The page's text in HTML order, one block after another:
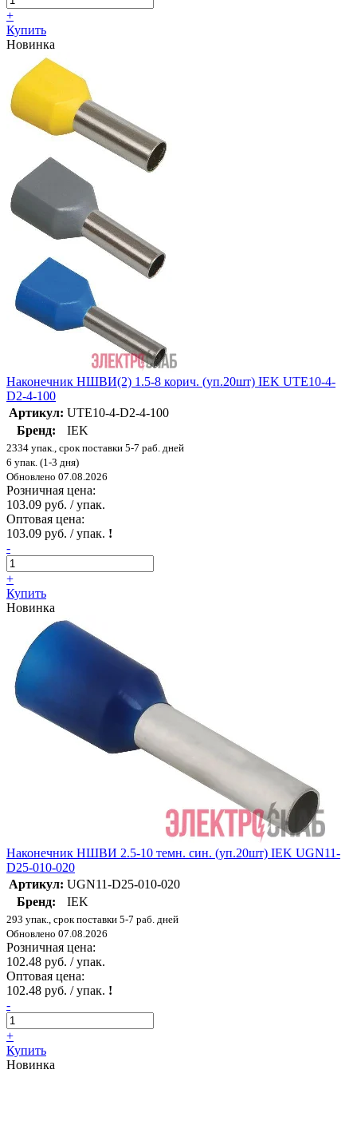
+
Купить
Новинка
Наконечник НШВИ(2) 1.5-8 корич. (уп.20шт) IEK UTE10-4-
D2-4-100
Артикул: UTE10-4-D2-4-100
Бренд:
IEK
2334 упак., срок поставки 5-7 раб. дней
6 упак. (1-3 дня)
Обновлено 07.08.2026
Розничная цена:
103.09 руб. / упак.
Оптовая цена:
103.09 руб. / упак. !
-
+
Купить
Новинка
Наконечник НШВИ 2.5-10 темн. син. (уп.20шт) IEK UGN11-
D25-010-020
Артикул: UGN11-D25-010-020
Бренд:
IEK
293 упак., срок поставки 5-7 раб. дней
Обновлено 07.08.2026
Розничная цена:
102.48 руб. / упак.
Оптовая цена:
102.48 руб. / упак. !
-
+
Купить
Новинка